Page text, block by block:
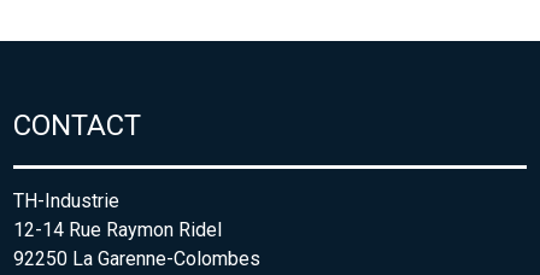
CONTACT
TH-Industrie
12-14 Rue Raymon Ridel
92250 La Garenne-Colombes